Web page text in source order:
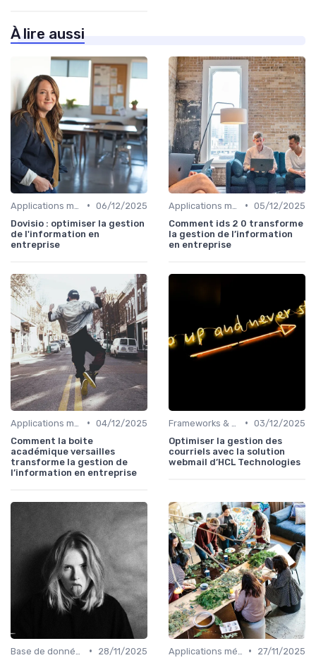
À lire aussi
• 06/12/2025
Dovisio : optimiser la gestion
de l'information en
entreprise
• 05/12/2025
Comment ids 2 0 transforme
la gestion de l’information
en entreprise
• 04/12/2025
Comment la boite
académique versailles
transforme la gestion de
l’information en entreprise
• 03/12/2025
Optimiser la gestion des
courriels avec la solution
webmail d’HCL Technologies
•
28/11/2025
•
27/11/2025